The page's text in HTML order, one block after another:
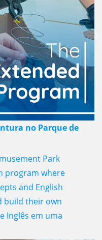
no Parque de
Park
program where
and English
build their own
Inglês em uma